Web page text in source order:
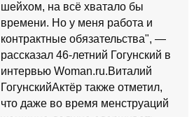
шейхом, на всё хватало бы
времени. Но у меня работа и
контрактные обязательства", —
рассказал 46-летний Гогунский в
интервью Woman.ru.Виталий
ГогунскийАктёр также отметил,
что даже во время менструаций